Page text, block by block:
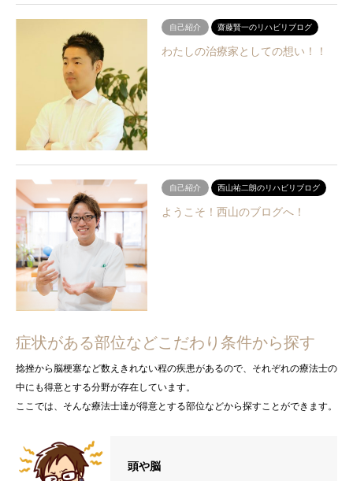
自己紹介 齋藤賢一のリハビリブログ
わたしの治療家としての想い！！
自己紹介 西山祐二朗のリハビリブログ
ようこそ！西山のブログへ！
症状がある部位などこだわり条件から探す
捻挫から脳梗塞など数えきれない程の疾患があるので、それぞれの療法士の
中にも得意とする分野が存在しています。
ここでは、そんな療法士達が得意とする部位などから探すことができます。
頭や脳